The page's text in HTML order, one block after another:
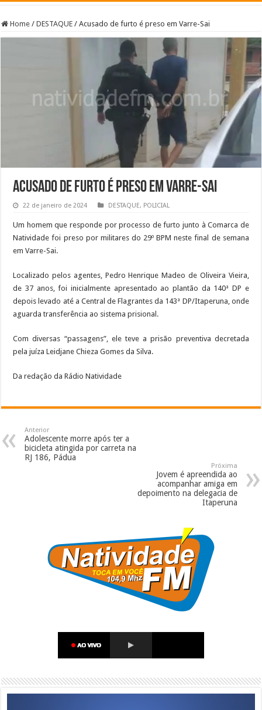
Home / DESTAQUE / Acusado de furto é preso em Varre-Sai
Acusado de furto é preso em Varre-Sai
22 de janeiro de 2024 DESTAQUE, POLICIAL
Um homem que responde por processo de furto junto à Comarca de
Natividade foi preso por militares do 29º BPM neste final de semana
em Varre-Sai.
Localizado pelos agentes, Pedro Henrique Madeo de Oliveira Vieira,
de 37 anos, foi inicialmente apresentado ao plantão da 140ª DP e
depois levado até a Central de Flagrantes da 143ª DP/Itaperuna, onde
aguarda transferência ao sistema prisional.
Com diversas “passagens”, ele teve a prisão preventiva decretada
pela juíza Leidjane Chieza Gomes da Silva.
Da redação da Rádio Natividade
Anterior
Adolescente morre após ter a
bicicleta atingida por carreta na
RJ 186, Pádua
Próxima
Jovem é apreendida ao
acompanhar amiga em
depoimento na delegacia de
Itaperuna